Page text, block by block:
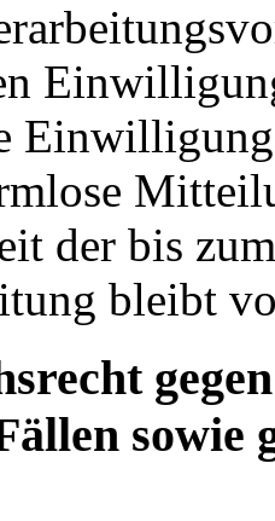
der bis
bleibt